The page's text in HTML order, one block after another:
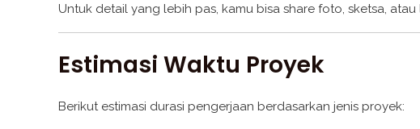
Untuk detail yang lebih pas, kamu bisa share foto, sketsa,
Estimasi Waktu Proyek
Berikut estimasi durasi pengerjaan berdasarkan jenis proyek: